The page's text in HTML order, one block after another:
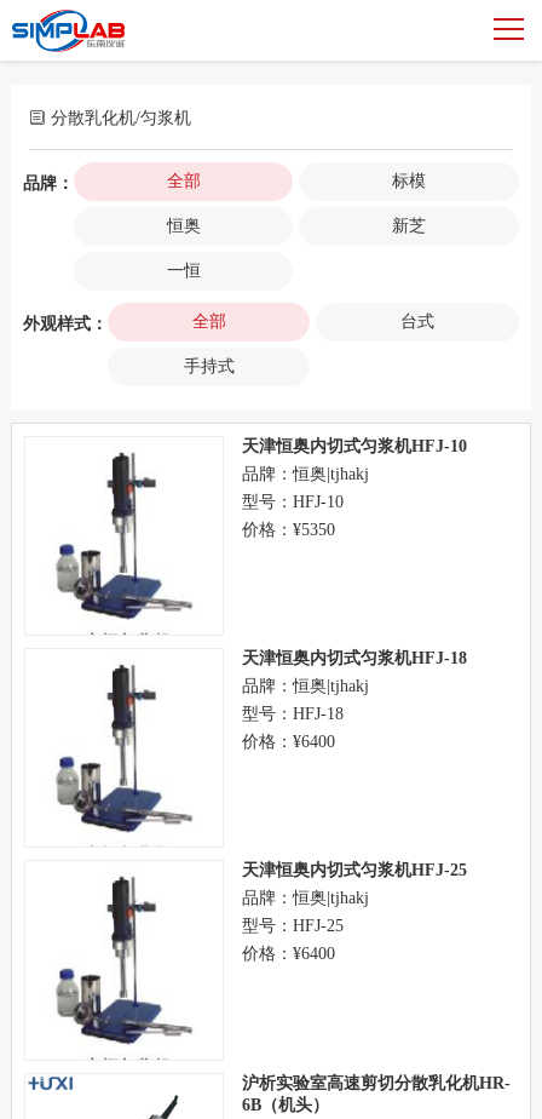
分散乳化机/匀浆机
品牌： 全部 标模
恒奥 新芝
一恒
外观样式： 全部 台式
手持式
天津恒奥内切式匀浆机HFJ-10
品牌：恒奥|tjhakj
型号：HFJ-10
价格：¥5350
天津恒奥内切式匀浆机HFJ-18
品牌：恒奥|tjhakj
型号：HFJ-18
价格：¥6400
天津恒奥内切式匀浆机HFJ-25
品牌：恒奥|tjhakj
型号：HFJ-25
价格：¥6400
沪析实验室高速剪切分散乳化机HR-
6B（机头）